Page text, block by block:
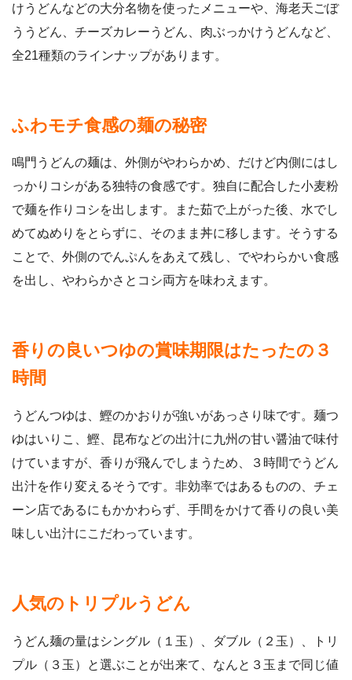
けうどんなどの大分名物を使ったメニューや、海老天ごぼ
ううどん、チーズカレーうどん、肉ぶっかけうどんなど、
全21種類のラインナップがあります。
ふわモチ食感の麺の秘密
鳴門うどんの麺は、外側がやわらかめ、だけど内側にはし
っかりコシがある独特の食感です。独自に配合した小麦粉
で麺を作りコシを出します。また茹で上がった後、水でし
めてぬめりをとらずに、そのまま丼に移します。そうする
ことで、外側のでんぷんをあえて残し、でやわらかい食感
を出し、やわらかさとコシ両方を味わえます。
香りの良いつゆの賞味期限はたったの３
時間
うどんつゆは、鰹のかおりが強いがあっさり味です。麺つ
ゆはいりこ、鰹、昆布などの出汁に九州の甘い醤油で味付
けていますが、香りが飛んでしまうため、３時間でうどん
出汁を作り変えるそうです。非効率ではあるものの、チェ
ーン店であるにもかかわらず、手間をかけて香りの良い美
味しい出汁にこだわっています。
人気のトリプルうどん
うどん麺の量はシングル（１玉）、ダブル（２玉）、トリ
プル（３玉）と選ぶことが出来て、なんと３玉まで同じ値